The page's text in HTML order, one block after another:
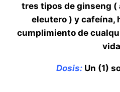
tres tipos de ginseng (
eleutero ) y cafeína,
cumplimiento de
Dosis: Un (1)